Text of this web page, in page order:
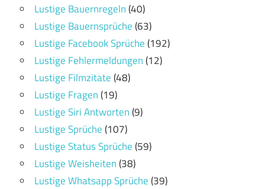
Lustige Bauernregeln(40)
Lustige Bauernsprüche(63)
Lustige Facebook Sprüche(192)
Lustige Fehlermeldungen(12)
Lustige Filmzitate(48)
Lustige Fragen(19)
Lustige Siri Antworten(9)
Lustige Sprüche(107)
Lustige Status Sprüche(59)
Lustige Weisheiten(38)
Lustige Whatsapp Sprüche(39)